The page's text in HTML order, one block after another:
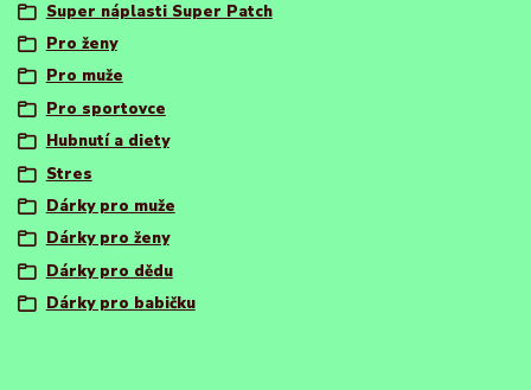
Super náplasti Super Patch
Pro ženy
Pro muže
Pro sportovce
Hubnutí a diety
Stres
Dárky pro muže
Dárky pro ženy
Dárky pro dědu
Dárky pro babičku